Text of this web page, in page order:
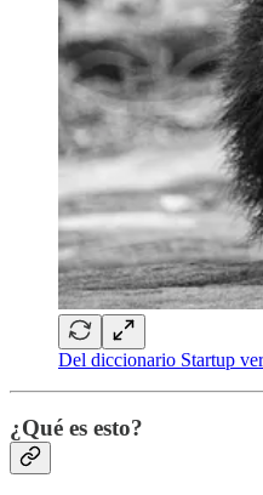
Del diccionario Startup
¿Qué es esto?